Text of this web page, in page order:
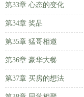
第33章 心态的变化
第34章 奖品
第35章 猛哥相邀
第36章 豪华大餐
第37章 买房的想法